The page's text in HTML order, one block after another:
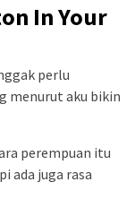
In Your
perlu
menurut aku bikin
perempuan itu
ada juga rasa